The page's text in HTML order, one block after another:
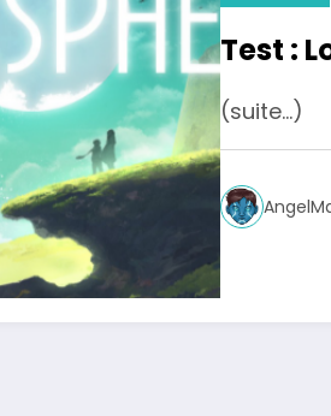
Test :
(suite…)